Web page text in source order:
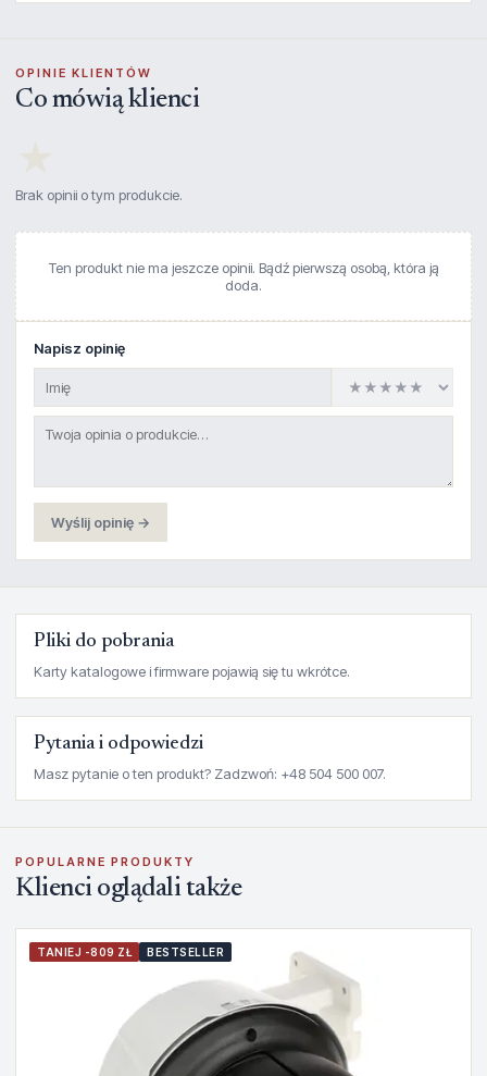
OPINIE KLIENTÓW
Co mówią klienci
Brak opinii o tym produkcie.
Ten produkt nie ma jeszcze opinii. Bądź pierwszą osobą, która ją
doda.
Napisz opinię
Wyślij opinię →
Pliki do pobrania
Karty katalogowe i firmware pojawią się tu wkrótce.
Pytania i odpowiedzi
Masz pytanie o ten produkt? Zadzwoń: +48 504 500 007.
POPULARNE PRODUKTY
Klienci oglądali także
TANIEJ -809 ZŁ BESTSELLER